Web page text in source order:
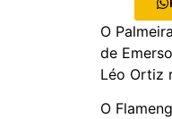
O
de
Léo Ortiz
O